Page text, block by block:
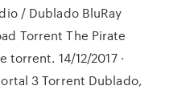
/ Dublado BluRay
Torrent The Pirate
torrent. 14/12/2017 ·
3 Torrent Dublado,